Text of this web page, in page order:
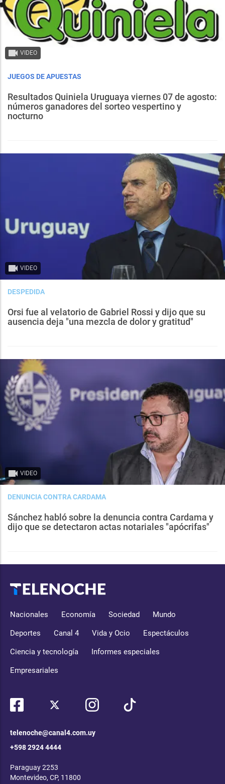
VIDEO
JUEGOS DE APUESTAS
Resultados Quiniela Uruguaya viernes 07 de agosto:
números ganadores del sorteo vespertino y
nocturno
VIDEO
DESPEDIDA
Orsi fue al velatorio de Gabriel Rossi y dijo que su
ausencia deja "una mezcla de dolor y gratitud"
VIDEO
DENUNCIA CONTRA CARDAMA
Sánchez habló sobre la denuncia contra Cardama y
dijo que se detectaron actas notariales "apócrifas"
Nacionales Economía Sociedad Mundo
Deportes Canal 4 Vida y Ocio Espectáculos
Ciencia y tecnología Informes especiales
Empresariales
telenoche@canal4.com.uy
+598 2924 4444
Paraguay 2253
Montevideo, CP, 11800